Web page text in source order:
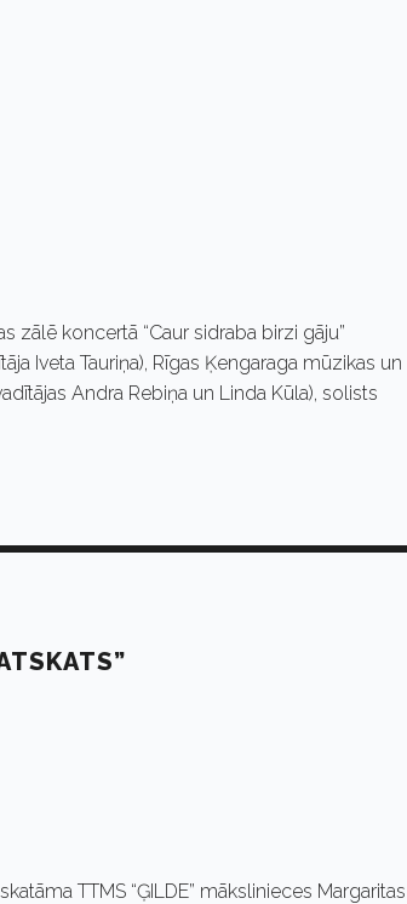
zālē koncertā “Caur sidraba birzi gāju”
Iveta Tauriņa), Rīgas Ķengaraga mūzikas un
Andra Rebiņa un Linda Kūla), solists
TTMS “ĢILDE” mākslinieces Margaritas